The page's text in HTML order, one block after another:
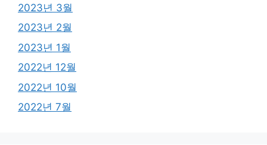
2023년 3월
2023년 2월
2023년 1월
2022년 12월
2022년 10월
2022년 7월